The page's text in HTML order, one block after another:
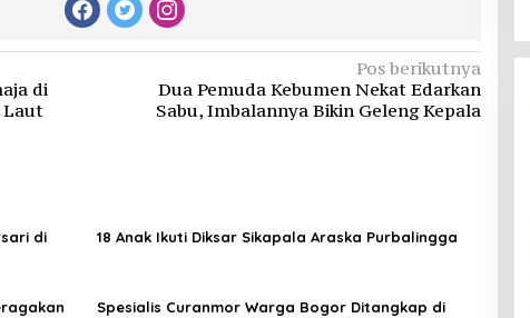
di
Laut
Pos berikutnya
Dua Pemuda Kebumen Nekat Edarkan
Sabu, Imbalannya Bikin Geleng Kepala
di
18 Anak Ikuti Diksar Sikapala Araska Purbalingga
Spesialis Curanmor Warga Bogor Ditangkap di